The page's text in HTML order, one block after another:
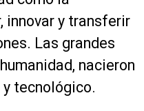
innovar y transferir
Las grandes
nacieron
tecnológico.